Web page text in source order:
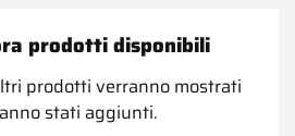
prodotti disponibili
prodotti verranno mostrati
stati aggiunti.